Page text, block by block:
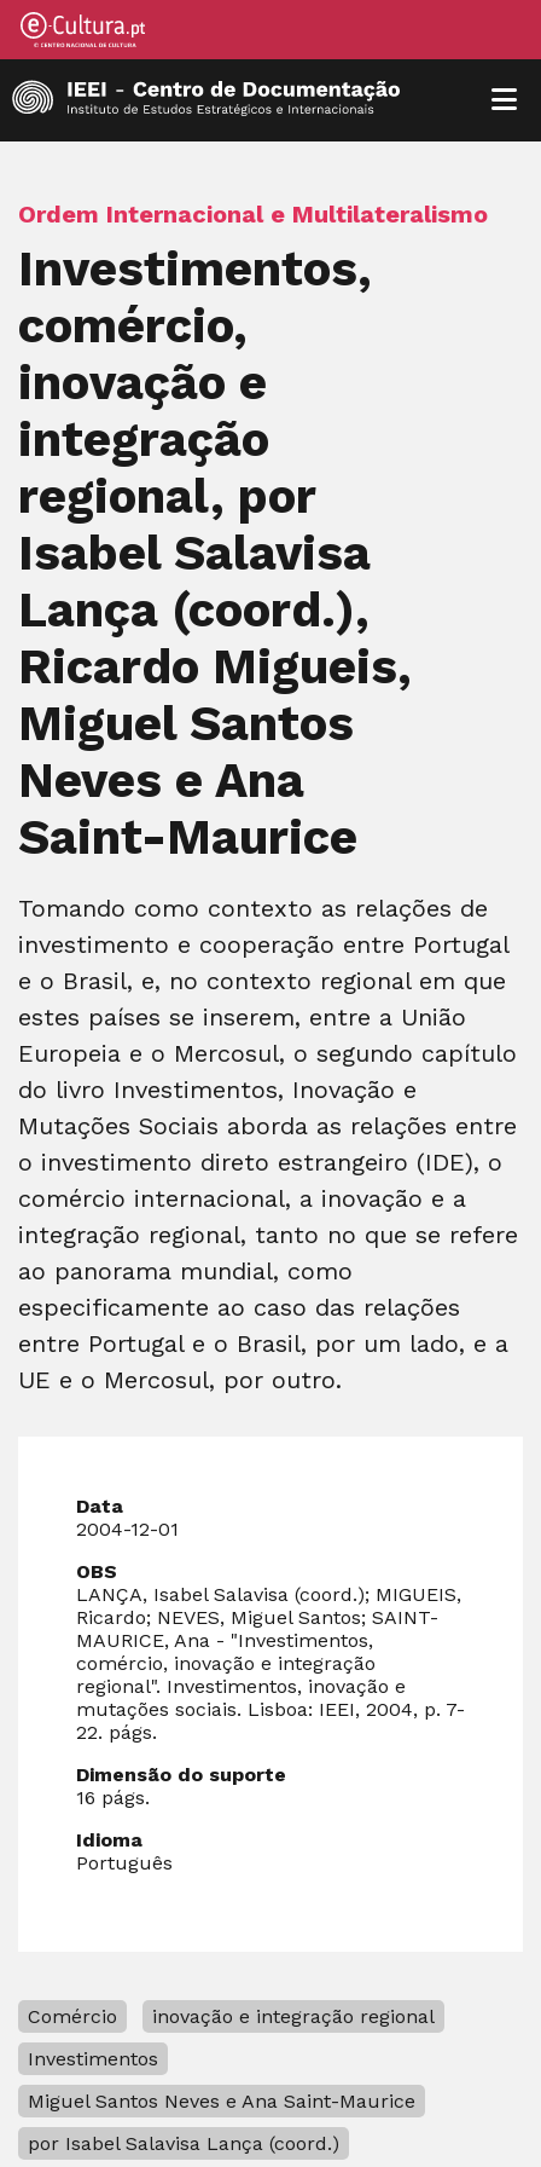
Ordem Internacional e Multilateralismo
Investimentos,
comércio,
inovação e
integração
regional, por
Isabel Salavisa
Lança (coord.),
Ricardo Migueis,
Miguel Santos
Neves e Ana
Saint-Maurice
Tomando como contexto as relações de
investimento e cooperação entre Portugal
e o Brasil, e, no contexto regional em que
estes países se inserem, entre a União
Europeia e o Mercosul, o segundo capítulo
do livro Investimentos, Inovação e
Mutações Sociais aborda as relações entre
o investimento direto estrangeiro (IDE), o
comércio internacional, a inovação e a
integração regional, tanto no que se refere
ao panorama mundial, como
especificamente ao caso das relações
entre Portugal e o Brasil, por um lado, e a
UE e o Mercosul, por outro.
Data
2004-12-01
OBS
LANÇA, Isabel Salavisa (coord.); MIGUEIS,
Ricardo; NEVES, Miguel Santos; SAINT-
MAURICE, Ana - "Investimentos,
comércio, inovação e integração
regional". Investimentos, inovação e
mutações sociais. Lisboa: IEEI, 2004, p. 7-
22. págs.
Dimensão do suporte
16 págs.
Idioma
Português
Comércio
inovação e integração regional
Investimentos
Miguel Santos Neves e Ana Saint-Maurice
por Isabel Salavisa Lança (coord.)